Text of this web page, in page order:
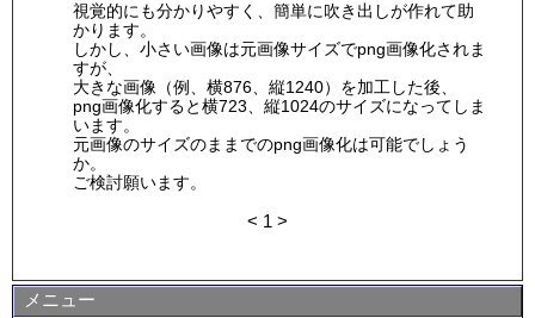
視覚的にも分かりやすく、簡単に吹き出しが作れて助
かります。
しかし、小さい画像は元画像サイズでpng画像化されま
すが、
大きな画像（例、横876、縦1240）を加工した後、
png画像化すると横723、縦1024のサイズになってしま
います。
元画像のサイズのままでのpng画像化は可能でしょう
か。
ご検討願います。
< 1 >
メニュー